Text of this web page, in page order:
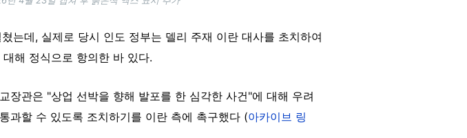
는데, 실제로 당시 인도 정부는 델리 주재 이란 대사를 초치하여
해 정식으로 항의한 바 있다.
장관은 "상업 선박을 향해 발포를 한 심각한 사건"에 대해 우려
과할 수 있도록 조치하기를 이란 측에 촉구했다 (아카이브 링